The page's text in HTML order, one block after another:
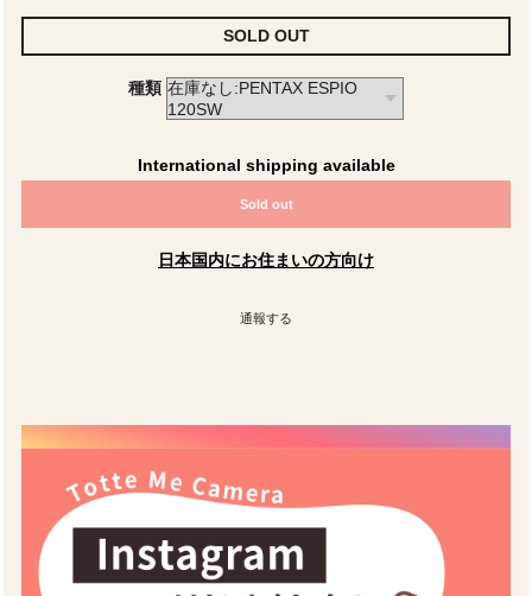
SOLD OUT
種類
International shipping available
Sold out
日本国内にお住まいの方向け
通報する